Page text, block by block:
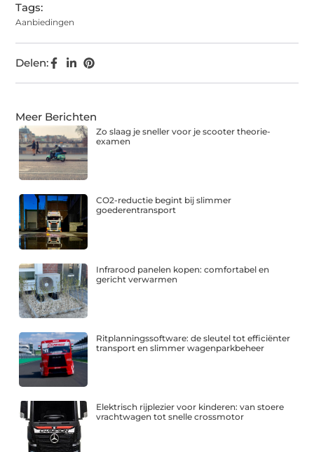
Tags:
Aanbiedingen
Delen:
Meer Berichten
Zo slaag je sneller voor je scooter theorie-
examen
CO2-reductie begint bij slimmer
goederentransport
Infrarood panelen kopen: comfortabel en
gericht verwarmen
Ritplanningssoftware: de sleutel tot efficiënter
transport en slimmer wagenparkbeheer
Elektrisch rijplezier voor kinderen: van stoere
vrachtwagen tot snelle crossmotor